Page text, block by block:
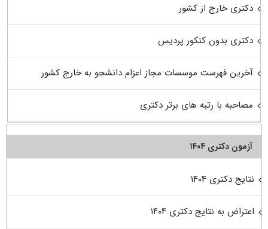
دکتری خارج از کشور
دکتری بدون کنکور پردیس
آخرین فهرست موسسات مجاز اعزام دانشجو به خارج کشور
مصاحبه با رتبه های برتر دکتری
آزمون دکتری ۱۴۰۴
نتایج دکتری ۱۴۰۴
اعتراض به نتایج دکتری ۱۴۰۴